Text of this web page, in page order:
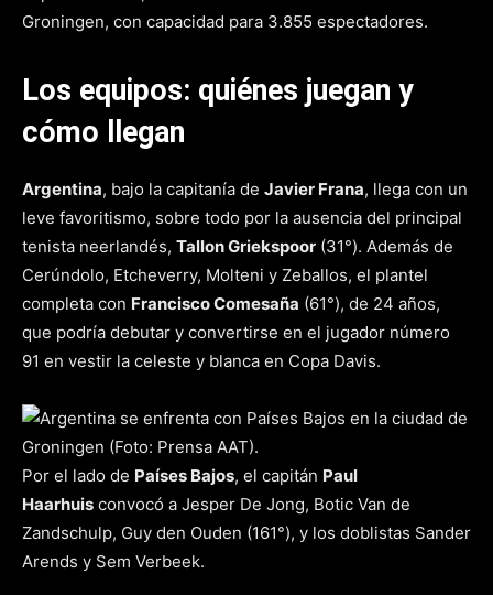
Groningen, con capacidad para 3.855 espectadores.
Los equipos: quiénes juegan y
cómo llegan
Argentina, bajo la capitanía de Javier Frana, llega con un
leve favoritismo, sobre todo por la ausencia del principal
tenista neerlandés, Tallon Griekspoor (31°). Además de
Cerúndolo, Etcheverry, Molteni y Zeballos, el plantel
completa con Francisco Comesaña (61°), de 24 años,
que podría debutar y convertirse en el jugador número
91 en vestir la celeste y blanca en Copa Davis.
Por el lado de Países Bajos, el capitán Paul
Haarhuis convocó a Jesper De Jong, Botic Van de
Zandschulp, Guy den Ouden (161°), y los doblistas Sander
Arends y Sem Verbeek.